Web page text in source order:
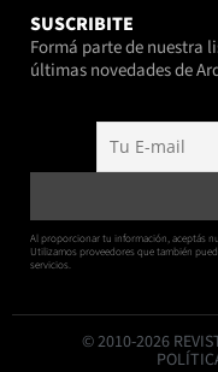
SUSCRIBITE
Formá parte de nuestra
últimas novedades de
Al proporcionar tu información, aceptás
Utilizamos proveedores que también
servicios.
© 2010-2026